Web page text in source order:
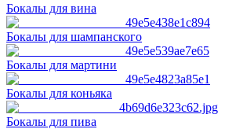
Бокалы для вина
Бокалы для шампанского
Бокалы для мартини
Бокалы для коньяка
Бокалы для пива